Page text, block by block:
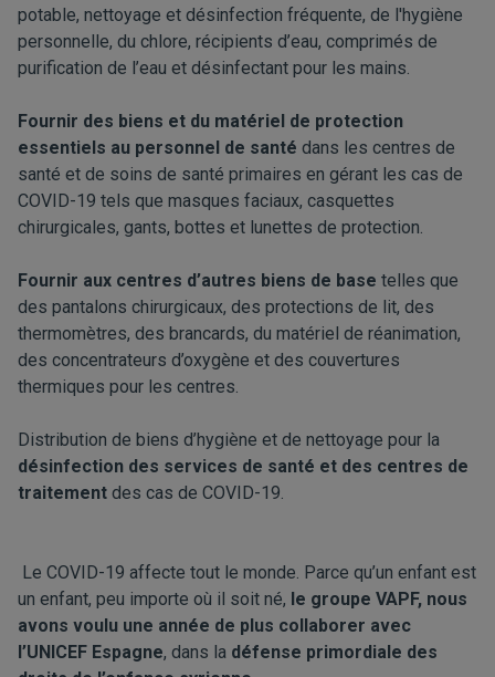
potable, nettoyage et désinfection fréquente, de l'hygiène
personnelle, du chlore, récipients d’eau, comprimés de
purification de l’eau et désinfectant pour les mains.
Fournir des biens et du matériel de protection
essentiels au personnel de santé dans les centres de
santé et de soins de santé primaires en gérant les cas de
COVID-19 tels que masques faciaux, casquettes
chirurgicales, gants, bottes et lunettes de protection.
Fournir aux centres d’autres biens de base telles que
des pantalons chirurgicaux, des protections de lit, des
thermomètres, des brancards, du matériel de réanimation,
des concentrateurs d’oxygène et des couvertures
thermiques pour les centres.
Distribution de biens d’hygiène et de nettoyage pour la
désinfection des services de santé et des centres de
traitement des cas de COVID-19.
Le COVID-19 affecte tout le monde. Parce qu’un enfant est
un enfant, peu importe où il soit né, le groupe VAPF, nous
avons voulu une année de plus collaborer avec
l’UNICEF Espagne, dans la défense primordiale des